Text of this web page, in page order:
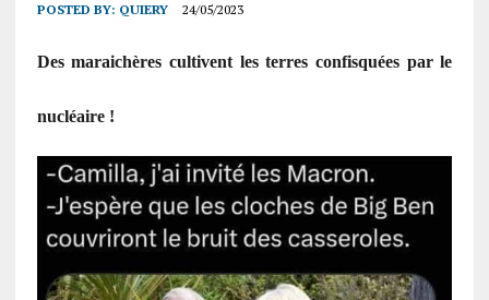
POSTED BY: QUIERY 24/05/2023
Des maraichères cultivent les terres confisquées par le
nucléaire !